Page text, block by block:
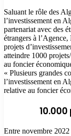
Saluant le rôle des
l’investissement en
partenariat avec des
étrangers à
projets
atteindre 1000
au foncier
« Plusieurs grandes
l’investissement en
relative au foncier
Entre novembre